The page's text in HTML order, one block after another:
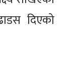
दिएको